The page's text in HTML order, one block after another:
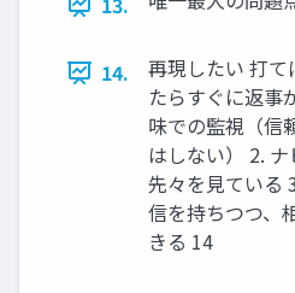
14.
再現したい 打て
たらすぐに返事
味での監視（信
はしない） 2.
先々を見ている
信を持ちつつ、
きる 14